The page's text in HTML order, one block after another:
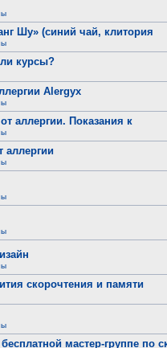
Шу» (синий чай, клитория
курсы?
Alergyx
аллергии. Показания к
аллергии
скорочтения и памяти
мастер-группе по